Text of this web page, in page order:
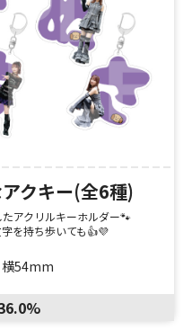
クキー(全6種)
アクリルキーホルダー🐾
を持ち歩いても👍️💜
54mm